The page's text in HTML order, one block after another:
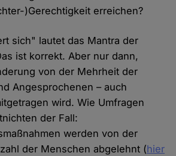
)Gerechtigkeit erreichen?
sich" lautet das Mantra der
ist korrekt. Aber nur dann,
von der Mehrheit der
Angesprochenen – auch
wird. Wie Umfragen
der Fall:
werden von der
der Menschen abgelehnt (hier